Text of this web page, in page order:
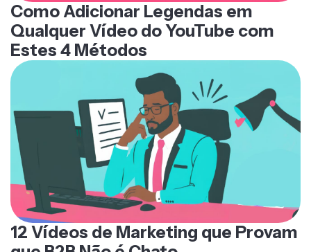
Como Adicionar Legendas em
Qualquer Vídeo do YouTube com
Estes 4 Métodos
12 Vídeos de Marketing que Provam